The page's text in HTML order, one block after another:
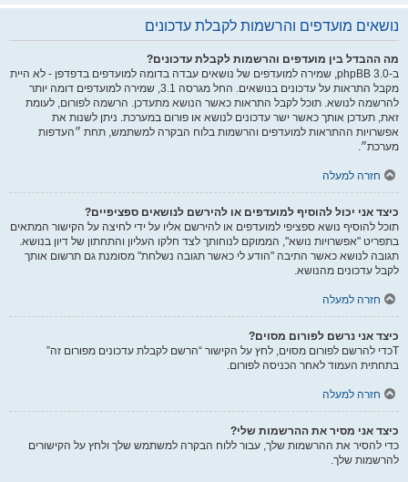
נושאים מועדפים והרשמות לקבלת עדכונים
מה ההבדל בין מועדפים והרשמות לקבלת עדכונים?
ב-phpBB 3.0, שמירה למועדפים של נושאים עבדה בדומה למועדפים בדפדפן - לא היית
מקבל התראות על עדכונים בנושאים. החל מגרסה 3.1, שמירה למועדפים דומה יותר
להרשמה לנושא. תוכל לקבל התראות כאשר הנושא מתעדכן. הרשמה לפורום, לעומת
זאת, תעדכן אותך כאשר ישר עדכונים לנושא או פורום במערכת. ניתן לשנות את
אפשרויות ההתראות למועדפים והרשמות בלוח הבקרה למשתמש, תחת ״העדפות
מערכת״.
חזרה למעלה
כיצד אני יכול להוסיף למועדפים או להירשם לנושאים ספציפיים?
תוכל להוסיף נושא ספציפי למועדפים או להירשם אליו על ידי לחיצה על הקישור המתאים
בתפריט "אפשרויות נושא", הממוקם לנוחותך לצד חלקו העליון והתחתון של דיון בנושא.
תגובה לנושא כאשר התיבה "הודע לי כאשר תגובה נשלחת" מסומנת גם תרשום אותך
לקבל עדכונים מהנושא.
חזרה למעלה
כיצד אני נרשם לפורום מסוים?
Tכדי להרשם לפורום מסוים, לחץ על הקישור “הרשם לקבלת עדכונים מפורום זה”
בתחתית העמוד לאחר הכניסה לפורום.
חזרה למעלה
כיצד אני מסיר את ההרשמות שלי?
כדי להסיר את ההרשמות שלך, עבור ללוח הבקרה למשתמש שלך ולחץ על הקישורים
להרשמות שלך.